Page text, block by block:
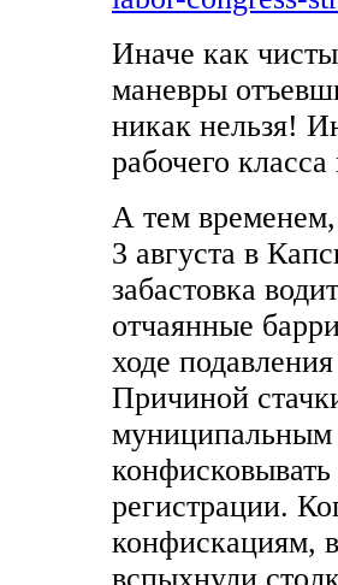
Иначе как
маневры
никак нельзя!
рабочего
А тем
3 августа в
забастовка
отчаянные
ходе
Причиной
муниципальным
регистрации.
конфискациям,